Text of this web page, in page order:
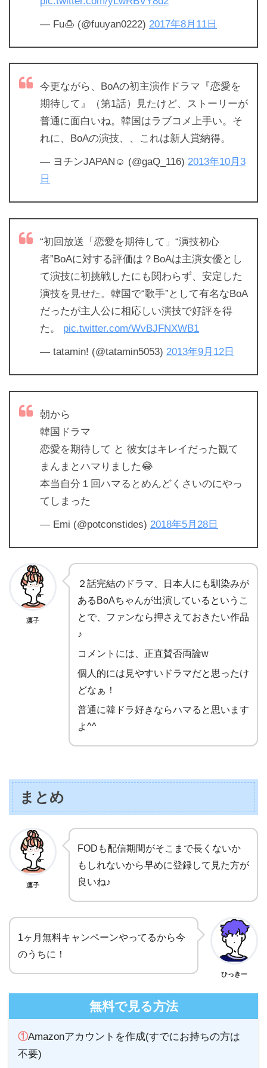
— Fu🍮 (@fuuyan0222) 2017年8月11日
今更ながら、BoAの初主演作ドラマ『恋愛を
期待して』（第1話）見たけど、ストーリーが
普通に面白いね。韓国はラブコメ上手い。そ
れに、BoAの演技、、これは新人賞納得。
— ヨチンJAPAN☺︎ (@gaQ_116) 2013年10月3
日
“初回放送「恋愛を期待して」“演技初心
者”BoAに対する評価は？BoAは主演女優とし
て演技に初挑戦したにも関わらず、安定した
演技を見せた。韓国で“歌手”として有名なBoA
だったが主人公に相応しい演技で好評を得
た。 pic.twitter.com/WvBJFNXWB1
— tatamin! (@tatamin5053) 2013年9月12日
朝から
韓国ドラマ
恋愛を期待して と 彼女はキレイだった観て
まんまとハマりました😂
本当自分１回ハマるとめんどくさいのにやっ
てしまった
— Emi (@potconstides) 2018年5月28日
凛子
２話完結のドラマ、日本人にも馴染みが
あるBoAちゃんが出演しているというこ
とで、ファンなら押さえておきたい作品
♪
コメントには、正直賛否両論w
個人的には見やすいドラマだと思ったけ
どなぁ！
普通に韓ドラ好きならハマると思います
よ^^
まとめ
凛子
FODも配信期間がそこまで長くないか
もしれないから早めに登録して見た方が
良いね♪
1ヶ月無料キャンペーンやってるから今
のうちに！
ひっきー
無料で見る方法
①Amazonアカウントを作成(すでにお持ちの方は
不要)